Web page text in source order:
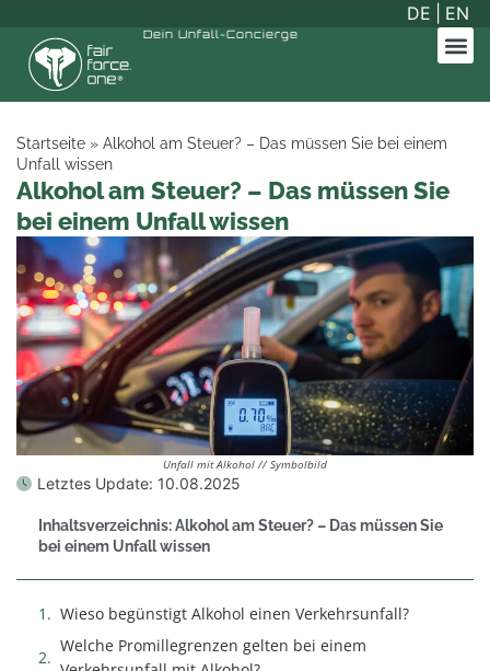
DE EN
Dein Unfall-Concierge
Startseite » Alkohol am Steuer? – Das müssen Sie bei einem
Unfall wissen
Alkohol am Steuer? – Das müssen Sie
bei einem Unfall wissen
Unfall mit Alkohol // Symbolbild
Letztes Update: 10.08.2025
Inhaltsverzeichnis: Alkohol am Steuer? – Das müssen Sie
bei einem Unfall wissen
Wieso begünstigt Alkohol einen Verkehrsunfall?
Welche Promillegrenzen gelten bei einem